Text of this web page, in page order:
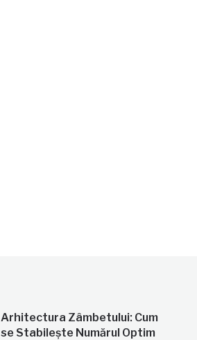
Arhitectura Zâmbetului: Cum
se Stabilește Numărul Optim